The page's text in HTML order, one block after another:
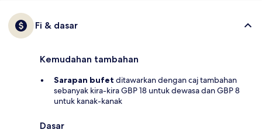
Fi & dasar
Kemudahan tambahan
Sarapan bufet ditawarkan dengan caj tambahan
sebanyak kira-kira GBP 18 untuk dewasa dan GBP 8
untuk kanak-kanak
Dasar